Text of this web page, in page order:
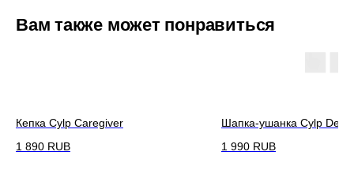
Вам также может понравиться
Кепка Cylp Caregiver
1 890 RUB
Шапка-ушанка Cylp
1 990 RUB